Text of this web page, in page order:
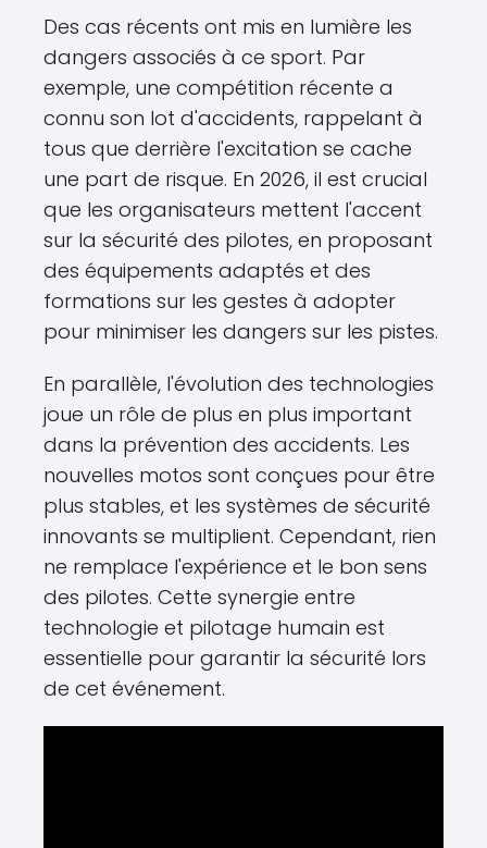
Des cas récents ont mis en lumière les
dangers associés à ce sport. Par
exemple, une compétition récente a
connu son lot d'accidents, rappelant à
tous que derrière l'excitation se cache
une part de risque. En 2026, il est crucial
que les organisateurs mettent l'accent
sur la sécurité des pilotes, en proposant
des équipements adaptés et des
formations sur les gestes à adopter
pour minimiser les dangers sur les pistes.
En parallèle, l'évolution des technologies
joue un rôle de plus en plus important
dans la prévention des accidents. Les
nouvelles motos sont conçues pour être
plus stables, et les systèmes de sécurité
innovants se multiplient. Cependant, rien
ne remplace l'expérience et le bon sens
des pilotes. Cette synergie entre
technologie et pilotage humain est
essentielle pour garantir la sécurité lors
de cet événement.